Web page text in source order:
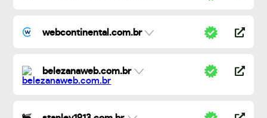
webcontinental.com.br
belezanaweb.com.br